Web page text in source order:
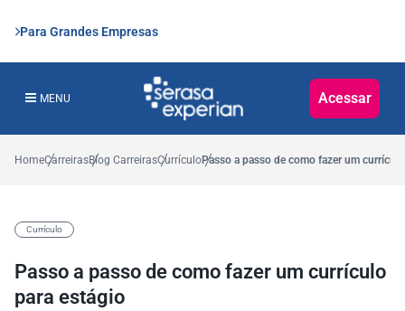
Para Grandes Empresas
MENU Acessar
HomeCarreirasBlog CarreirasCurrículoPasso a passo de como fazer um
Currículo
Passo a passo de como fazer um currículo
para estágio